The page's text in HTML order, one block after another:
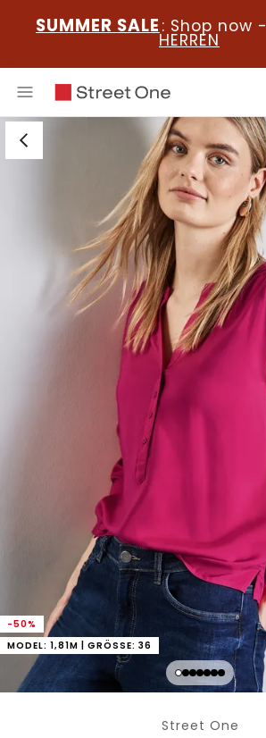
SUMMER SALE : Shop now -
HERREN
-50%
MODEL: 1,81M | GRÖSSE: 36
Street One